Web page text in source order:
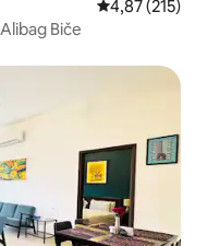
Vidutinis
4,87 (215)
Biče